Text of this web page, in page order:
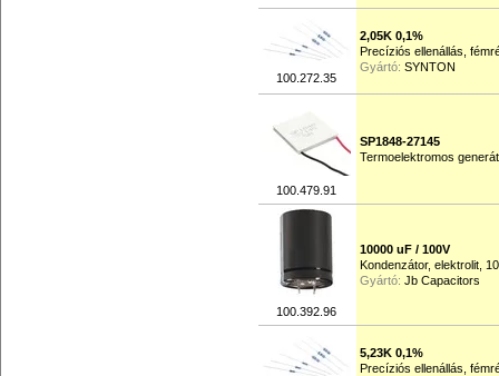
100.272.35
2,05K 0,1%
Precíziós ellenállás,
Gyártó: SYNTON
100.479.91
SP1848-27145
Termoelektromos
100.392.96
10000 uF / 100V
Kondenzátor, elektrolit,
Gyártó: Jb Capacitors
5,23K 0,1%
Precíziós ellenállás,